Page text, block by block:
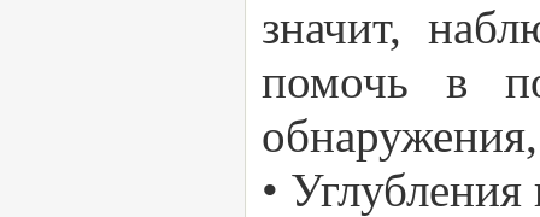
значит,
помочь в
• Углубления